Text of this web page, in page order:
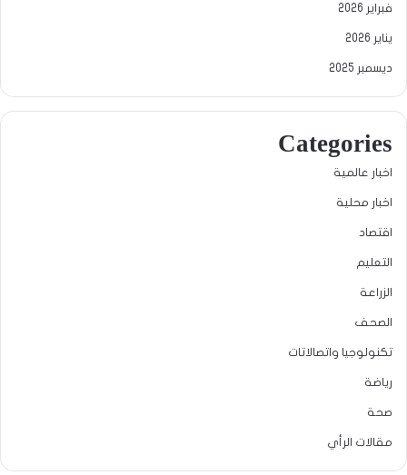
فبراير 2026
يناير 2026
ديسمبر 2025
Categories
اخبار عالمية
اخبار محلية
اقتصاد
التعليم
الزراعة
الصحف
تكنولوجيا واتصالاتات
رياضة
صحة
مقالات الرأي